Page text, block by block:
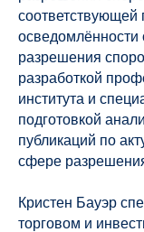
осведомлённости
разрешения
разработкой
института и
подготовкой
публикаций по
сфере
Кристен Бауэр
торговом и